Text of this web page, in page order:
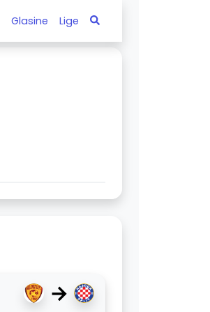
Glasine Lige
→